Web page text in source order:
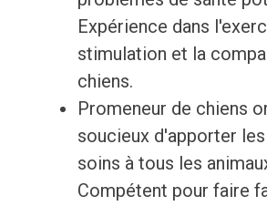
Expérience dans
stimulation et la
chiens.
Promeneur de chiens
soucieux d'apporter
soins à tous les
Compétent pour faire